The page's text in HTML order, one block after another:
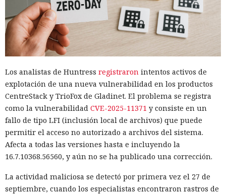
Los analistas de Huntress registraron intentos activos de
explotación de una nueva vulnerabilidad en los productos
CentreStack y TrioFox de Gladinet. El problema se registra
como la vulnerabilidad CVE-2025-11371 y consiste en un
fallo de tipo LFI (inclusión local de archivos) que puede
permitir el acceso no autorizado a archivos del sistema.
Afecta a todas las versiones hasta e incluyendo la
16.7.10368.56560, y aún no se ha publicado una corrección.
La actividad maliciosa se detectó por primera vez el 27 de
septiembre, cuando los especialistas encontraron rastros de